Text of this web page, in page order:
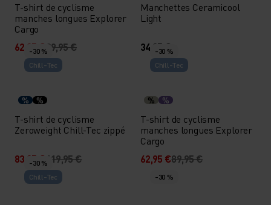
T-shirt de cyclisme
manches longues Explorer
Cargo
62,95 €89,95 €
Manchettes Ceramicool
Light
34,95 €
-30 %
Chill-Tec
% %
T-shirt de cyclisme
Zeroweight Chill-Tec zippé
83,95 €119,95 €
-30 %
Chill-Tec
% %
T-shirt de cyclisme
manches longues Explorer
Cargo
62,95 €89,95 €
-30 %
Chill-Tec
-30 %